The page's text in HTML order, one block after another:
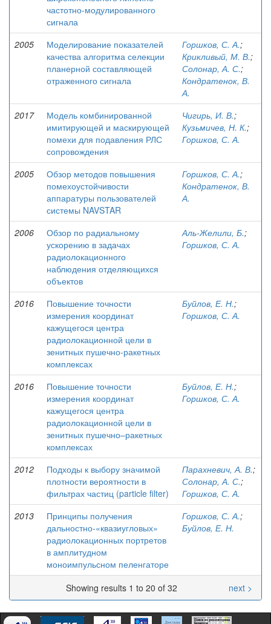
частотно-модулированного
сигнала
2005
Моделирование показателей
качества алгоритма селекции
планерной составляющей
отраженного сигнала
Горшков, С. А.;
Крикливый, М. В.;
Солонар, А. С.;
Кондратенок, В.
А.
2017
Модель комбинированной
имитирующей и маскирующей
помехи для подавления РЛС
сопровождения
Чигирь, И. В.;
Кузьмичев, Н. К.;
Горшков, С. А.
2005
Обзор методов повышения
помехоустойчивости
аппаратуры пользователей
системы NAVSTAR
Горшков, С. А.;
Кондратенок, В.
А.
2006
Обзор по радиальному
ускорению в задачах
радиолокационного
наблюдения отделяющихся
объектов
Аль-Желили, Б.;
Горшков, С. А.
2016
Повышение точности
измерения координат
кажущегося центра
радиолокационной цели в
зенитных пушечно-ракетных
комплексах
Буйлов, Е. Н.;
Горшков, С. А.
2016
Повышение точности
измерения координат
кажущегося центра
радиолокационной цели в
зенитных пушечно–ракетных
комплексах
Буйлов, Е. Н.;
Горшков, С. А.
2012
Подходы к выбору значимой
плотности вероятности в
фильтрах частиц (particle filter)
Парахневич, А. В.;
Солонар, А. С.;
Горшков, С. А.
2013
Принципы получения
дальностно-«квазиугловых»
радиолокационных портретов
в амплитудном
моноимпульсном пеленгаторе
Горшков, С. А.;
Буйлов, Е. Н.
Showing results 1 to 20 of 32 next >